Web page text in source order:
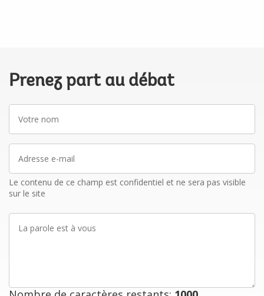
Prenez part au débat
nom
mail
Le contenu de ce champ est confidentiel et ne sera pas visible
sur le site
parole